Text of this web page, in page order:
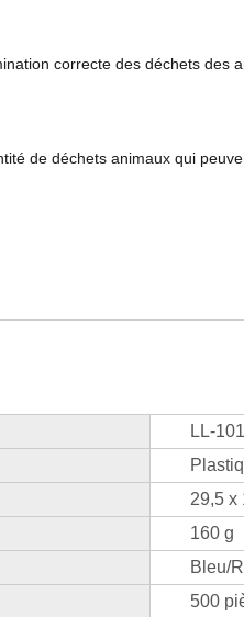
correcte des déchets
de déchets animaux qui
LL-
29,5 x
160 g
Bleu/
500